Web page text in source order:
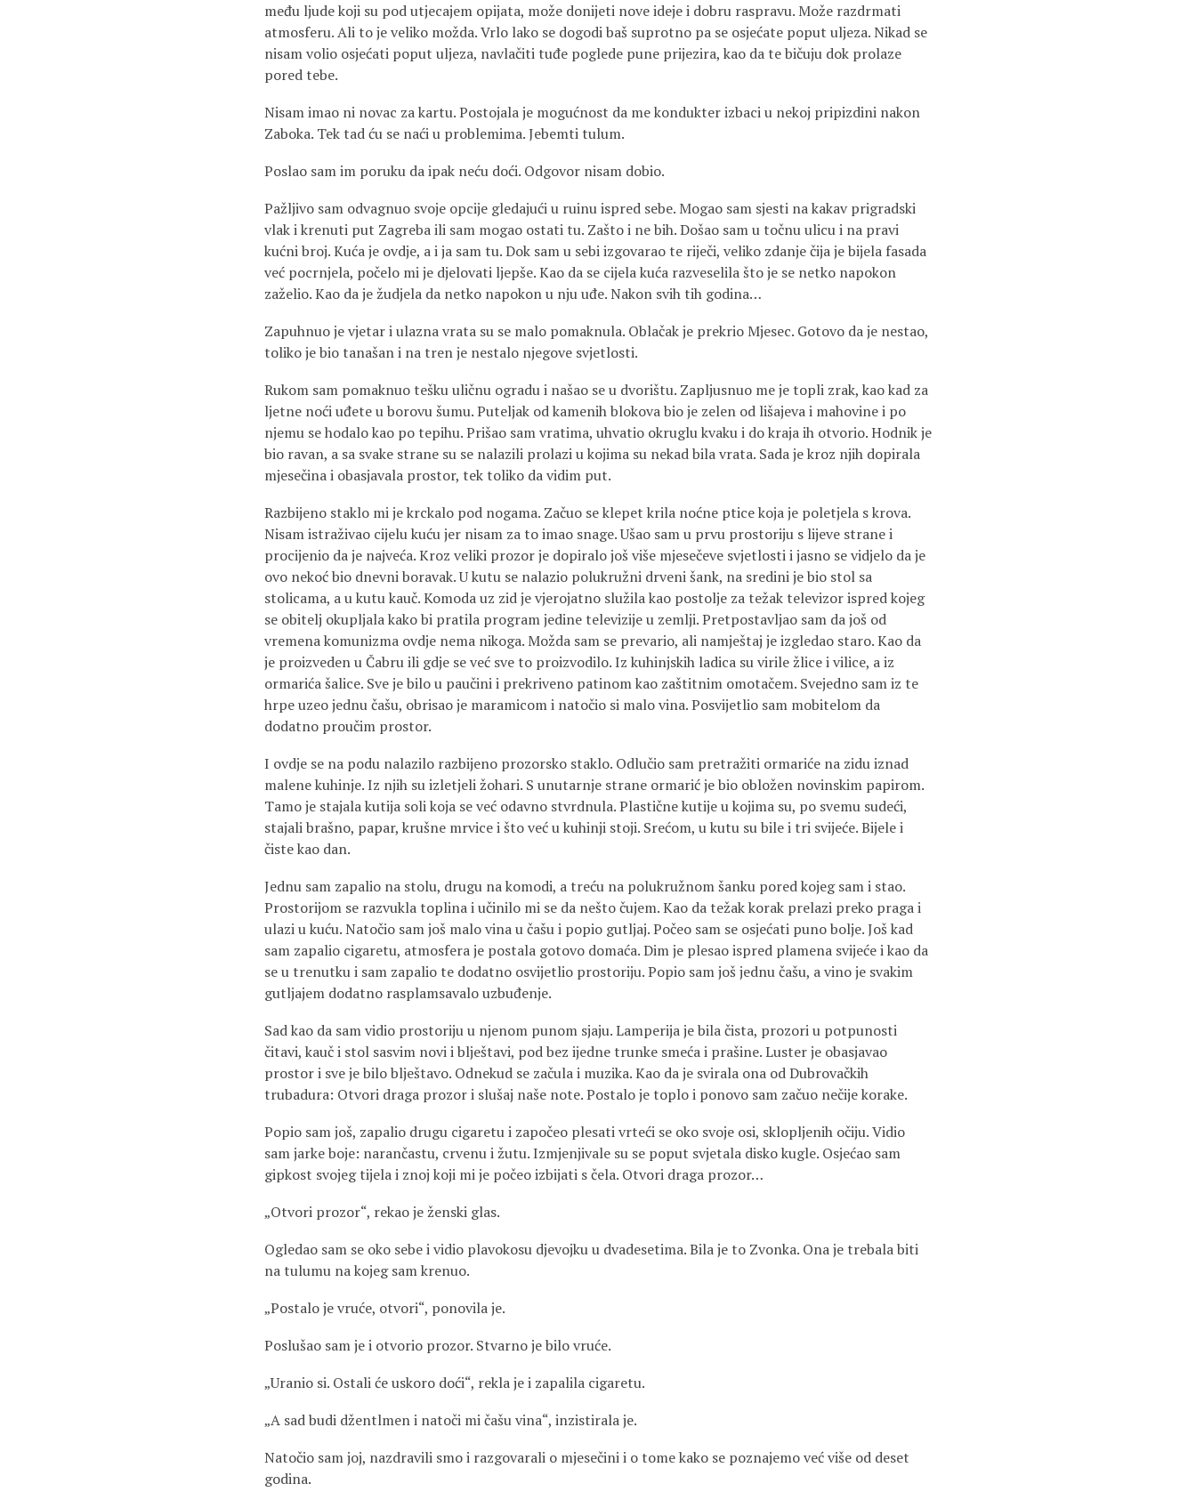
među ljude koji su pod utjecajem opijata, može donijeti nove ideje i dobru raspravu. Može razdrmati
atmosferu. Ali to je veliko možda. Vrlo lako se dogodi baš suprotno pa se osjećate poput uljeza. Nikad se
nisam volio osjećati poput uljeza, navlačiti tuđe poglede pune prijezira, kao da te bičuju dok prolaze
pored tebe.
Nisam imao ni novac za kartu. Postojala je mogućnost da me kondukter izbaci u nekoj pripizdini nakon
Zaboka. Tek tad ću se naći u problemima. Jebemti tulum.
Poslao sam im poruku da ipak neću doći. Odgovor nisam dobio.
Pažljivo sam odvagnuo svoje opcije gledajući u ruinu ispred sebe. Mogao sam sjesti na kakav prigradski
vlak i krenuti put Zagreba ili sam mogao ostati tu. Zašto i ne bih. Došao sam u točnu ulicu i na pravi
kućni broj. Kuća je ovdje, a i ja sam tu. Dok sam u sebi izgovarao te riječi, veliko zdanje čija je bijela fasada
već pocrnjela, počelo mi je djelovati ljepše. Kao da se cijela kuća razveselila što je se netko napokon
zaželio. Kao da je žudjela da netko napokon u nju uđe. Nakon svih tih godina…
Zapuhnuo je vjetar i ulazna vrata su se malo pomaknula. Oblačak je prekrio Mjesec. Gotovo da je nestao,
toliko je bio tanašan i na tren je nestalo njegove svjetlosti.
Rukom sam pomaknuo tešku uličnu ogradu i našao se u dvorištu. Zapljusnuo me je topli zrak, kao kad za
ljetne noći uđete u borovu šumu. Puteljak od kamenih blokova bio je zelen od lišajeva i mahovine i po
njemu se hodalo kao po tepihu. Prišao sam vratima, uhvatio okruglu kvaku i do kraja ih otvorio. Hodnik je
bio ravan, a sa svake strane su se nalazili prolazi u kojima su nekad bila vrata. Sada je kroz njih dopirala
mjesečina i obasjavala prostor, tek toliko da vidim put.
Razbijeno staklo mi je krckalo pod nogama. Začuo se klepet krila noćne ptice koja je poletjela s krova.
Nisam istraživao cijelu kuću jer nisam za to imao snage. Ušao sam u prvu prostoriju s lijeve strane i
procijenio da je najveća. Kroz veliki prozor je dopiralo još više mjesečeve svjetlosti i jasno se vidjelo da je
ovo nekoć bio dnevni boravak. U kutu se nalazio polukružni drveni šank, na sredini je bio stol sa
stolicama, a u kutu kauč. Komoda uz zid je vjerojatno služila kao postolje za težak televizor ispred kojeg
se obitelj okupljala kako bi pratila program jedine televizije u zemlji. Pretpostavljao sam da još od
vremena komunizma ovdje nema nikoga. Možda sam se prevario, ali namještaj je izgledao staro. Kao da
je proizveden u Čabru ili gdje se već sve to proizvodilo. Iz kuhinjskih ladica su virile žlice i vilice, a iz
ormarića šalice. Sve je bilo u paučini i prekriveno patinom kao zaštitnim omotačem. Svejedno sam iz te
hrpe uzeo jednu čašu, obrisao je maramicom i natočio si malo vina. Posvijetlio sam mobitelom da
dodatno proučim prostor.
I ovdje se na podu nalazilo razbijeno prozorsko staklo. Odlučio sam pretražiti ormariće na zidu iznad
malene kuhinje. Iz njih su izletjeli žohari. S unutarnje strane ormarić je bio obložen novinskim papirom.
Tamo je stajala kutija soli koja se već odavno stvrdnula. Plastične kutije u kojima su, po svemu sudeći,
stajali brašno, papar, krušne mrvice i što već u kuhinji stoji. Srećom, u kutu su bile i tri svijeće. Bijele i
čiste kao dan.
Jednu sam zapalio na stolu, drugu na komodi, a treću na polukružnom šanku pored kojeg sam i stao.
Prostorijom se razvukla toplina i učinilo mi se da nešto čujem. Kao da težak korak prelazi preko praga i
ulazi u kuću. Natočio sam još malo vina u čašu i popio gutljaj. Počeo sam se osjećati puno bolje. Još kad
sam zapalio cigaretu, atmosfera je postala gotovo domaća. Dim je plesao ispred plamena svijeće i kao da
se u trenutku i sam zapalio te dodatno osvijetlio prostoriju. Popio sam još jednu čašu, a vino je svakim
gutljajem dodatno rasplamsavalo uzbuđenje.
Sad kao da sam vidio prostoriju u njenom punom sjaju. Lamperija je bila čista, prozori u potpunosti
čitavi, kauč i stol sasvim novi i blještavi, pod bez ijedne trunke smeća i prašine. Luster je obasjavao
prostor i sve je bilo blještavo. Odnekud se začula i muzika. Kao da je svirala ona od Dubrovačkih
trubadura: Otvori draga prozor i slušaj naše note. Postalo je toplo i ponovo sam začuo nečije korake.
Popio sam još, zapalio drugu cigaretu i započeo plesati vrteći se oko svoje osi, sklopljenih očiju. Vidio
sam jarke boje: narančastu, crvenu i žutu. Izmjenjivale su se poput svjetala disko kugle. Osjećao sam
gipkost svojeg tijela i znoj koji mi je počeo izbijati s čela. Otvori draga prozor…
„Otvori prozor“, rekao je ženski glas.
Ogledao sam se oko sebe i vidio plavokosu djevojku u dvadesetima. Bila je to Zvonka. Ona je trebala biti
na tulumu na kojeg sam krenuo.
„Postalo je vruće, otvori“, ponovila je.
Poslušao sam je i otvorio prozor. Stvarno je bilo vruće.
„Uranio si. Ostali će uskoro doći“, rekla je i zapalila cigaretu.
„A sad budi džentlmen i natoči mi čašu vina“, inzistirala je.
Natočio sam joj, nazdravili smo i razgovarali o mjesečini i o tome kako se poznajemo već više od deset
godina.